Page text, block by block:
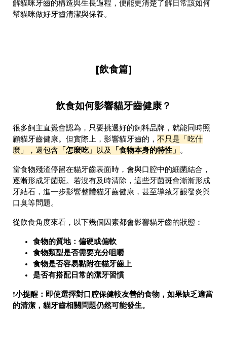
解貓咪牙齒的構造與生長過程，便能更清楚了解日常該如何
幫貓咪做好牙齒清潔與保養。
[飲食篇]
飲食如何影響貓牙齒健康？
很多飼主直覺會認為，只要挑選好的飼料品牌，就能同時照
顧貓牙齒健康。但實際上，影響貓牙齒的， 不只是「吃什
麼」，還包含
「怎麼吃」 以及 「食物本身的特性」 。
當食物殘渣停留在貓牙齒表面時，會與口腔中的細菌結合，
逐漸形成牙菌斑。若沒有及時清除，這些牙菌斑會漸漸形成
牙結石，進一步影響整體貓牙齒健康，甚至導致牙齦發炎與
口臭等問題。
從飲食角度來看，以下幾個因素都會影響貓牙齒的狀態：
食物的質地：偏硬或偏軟
食物類型是否需要充分咀嚼
食物是否容易黏附在貓牙齒上
是否有搭配日常的潔牙習慣
❗小提醒：即使選擇對口腔保健較友善的食物，如果缺乏適當
的清潔，貓牙齒相關問題仍然可能發生。